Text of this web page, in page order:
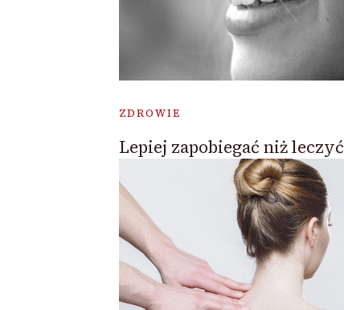
ZDROWIE
Lepiej zapobiegać niż leczyć